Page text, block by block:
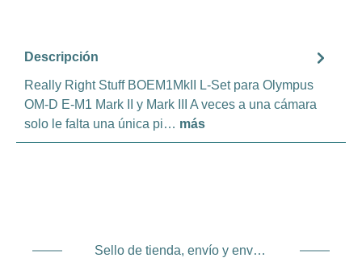
Descripción
Really Right Stuff BOEM1MkII L-Set para Olympus
OM-D E-M1 Mark II y Mark III A veces a una cámara
solo le falta una única pi… más
Sello de tienda, envío y envío. Proveedor de servicios de pago